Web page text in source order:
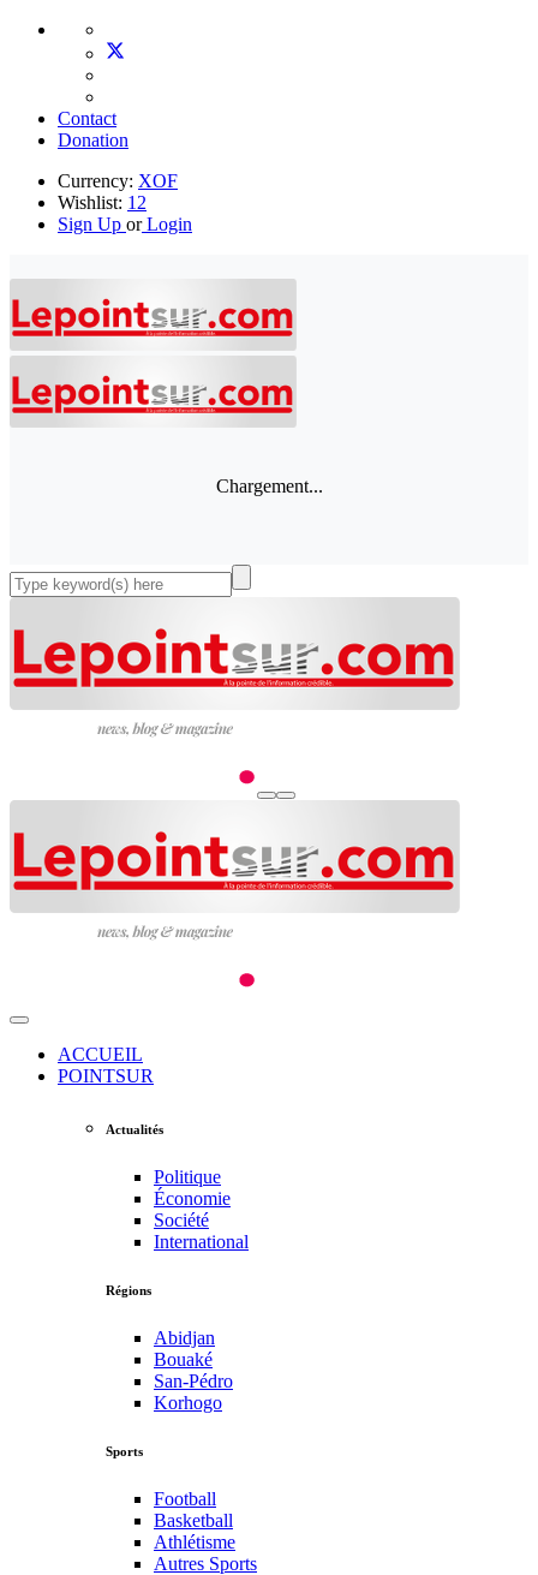
Contact
Donation
Currency: XOF
Wishlist: 12
Sign Up orLogin
Chargement...
ACCUEIL
POINTSUR
Actualités
Politique
Économie
Société
International
Régions
Abidjan
Bouaké
San-Pédro
Korhogo
Sports
Football
Basketball
Athlétisme
Autres Sports